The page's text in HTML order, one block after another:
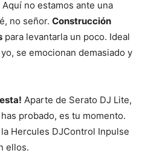
Aquí no estamos ante una
no señor. Construcción
para levantarla un poco. Ideal
se emocionan demasiado y
Aparte de Serato DJ Lite,
probado, es tu momento.
la Hercules DJControl Inpulse
ellos.